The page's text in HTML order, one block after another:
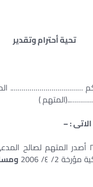
تحية أحترام وتقدير
……………………………….
)
: –
بتاريخ ٢ /٤ /٢٠٠٦ أصدر المتهم
2/ ٤/ 2006